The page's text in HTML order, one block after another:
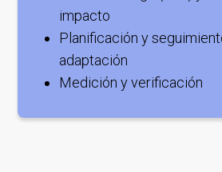
impacto
Planificación y
adaptación
Medición y verificación